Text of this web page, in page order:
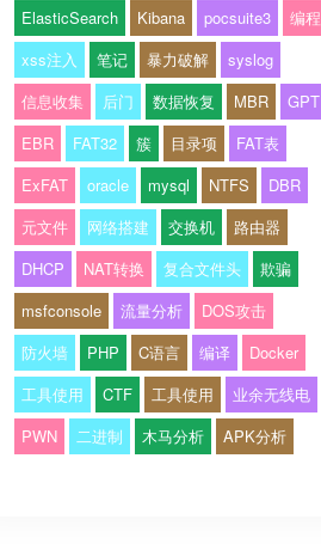
ElasticSearch
Kibana pocsuite3
编程
xss注入
笔记 暴力破解
syslog
信息收集
后门 数据恢复 MBR
GPT
EBR
FAT32 簇 目录项
FAT表
ExFAT
oracle mysql NTFS
DBR
元文件
网络搭建 交换机
路由器
DHCP
NAT转换 复合文件头
欺骗
msfconsole
流量分析
DOS攻击
防火墙
PHP C语言 编译
Docker
工具使用
CTF 工具使用
业余无线电
PWN
二进制 木马分析 APK分析